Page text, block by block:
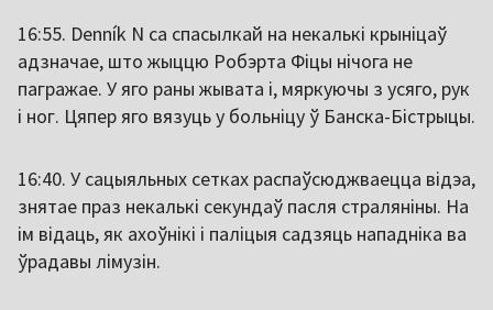
16:55. Denník N са спасылкай на некалькі крыніцаў
адзначае, што жыццю Робэрта Фіцы нічога не
пагражае. У яго раны жывата і, мяркуючы з усяго, рук
і ног. Цяпер яго вязуць у больніцу ў Банска-Бістрыцы.
16:40. У сацыяльных сетках распаўсюджваецца відэа,
знятае праз некалькі секундаў пасля страляніны. На
ім відаць, як ахоўнікі і паліцыя садзяць нападніка ва
ўрадавы лімузін.